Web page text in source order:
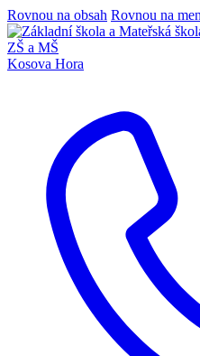
Rovnou na obsah Rovnou na
ZŠ a MŠ
Kosova Hora